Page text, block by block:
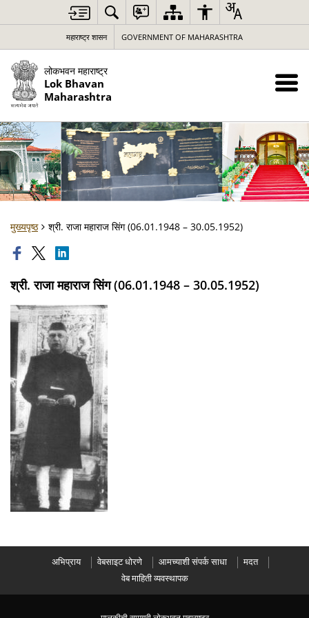
महाराष्ट्र शासन GOVERNMENT OF MAHARASHTRA
लोकभवन महाराष्ट्र
Lok Bhavan
Maharashtra
मुख्यपृष्ठ श्री. राजा महाराज सिंग (06.01.1948 – 30.05.1952)
श्री. राजा महाराज सिंग (06.01.1948 – 30.05.1952)
अभिप्राय वेबसाइट धोरणे आमच्याशी संपर्क साधा
मदत
वेब माहिती व्यवस्थापक